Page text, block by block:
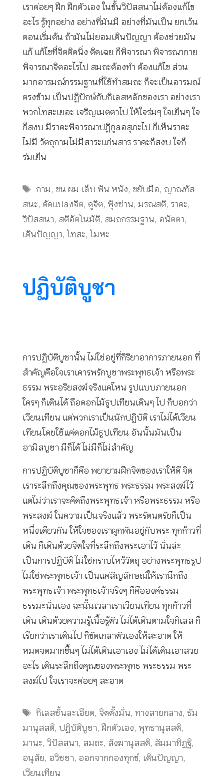
เราค่อยๆ ฝึก ฝึกตัวเอง ในขั้นวิปัสสนาไม่ต้องแก้ไข
อะไร รู้ทุกอย่าง อย่างที่มันมี อย่างที่มันเป็น ยกเว้น
ตอนเริ่มต้น ถ้ามันไม่ยอมเดินปัญญา ต้องช่วยมัน
แก้ แก้ไขที่จิตติดนิ่ง ติดเฉย ก็พิจารณา พิจารณากาย
พิจารณาจิตอะไรไป สมถะต้องทำ ต้องแก้ไข ส่วน
มากอารมณ์กรรมฐานที่ใช้ทำสมถะ ก็จะเป็นอารมณ์
ตรงข้าม เป็นปฏิปักษ์กับกิเลสหลักของเรา อย่างเรา
พวกโทสะเยอะ เจริญเมตตาไป ให้ใจร่มๆ ใจเย็นๆ ใจ
ก็สงบ มีราคะพิจารณาปฏิกูลอสุภะไป ก็เห็นราคะ
ไม่มี วัตถุกามไม่มีสาระแก่นสาร ราคะก็สงบ ใจก็
ร่มเย็น
Tags
กาม, ขน ผม เล็บ ฟัน หนัง, ขยับมือ, ญาณทัส
สนะ, ดัดแปลงจิต, ดูจิต, ฟุ้งซ่าน, มรณสติ, ราคะ,
วิปัสสนา, สติอัตโนมัติ, สมถกรรมฐาน, อนัตตา,
เดินปัญญา, โทสะ, โมหะ
ปฏิบัติบูชา
การปฏิบัติบูชานั้น ไม่ใช่อยู่ที่กิริยาอาการภายนอก ที่
สำคัญคือใจเราเคารพรักบูชาพระพุทธเจ้า หรือพระ
ธรรม พระอริยสงฆ์จริงแค่ไหน รูปแบบภายนอก
ใครๆ ก็เดินได้ ถือดอกไม้ธูปเทียนเดินๆ ไป ก็บอกว่า
เวียนเทียน แต่พวกเราเป็นนักปฏิบัติ เราไม่ได้เวียน
เทียนโดยใช้แค่ดอกไม้ธูปเทียน อันนั้นมันเป็น
อามิสบูชา มีก็ได้ ไม่มีก็ไม่สำคัญ
การปฏิบัติบูชาก็คือ พยายามฝึกจิตของเราให้ดี จิต
เราระลึกถึงคุณของพระพุทธ พระธรรม พระสงฆ์ไว้
แต่ไม่ว่าเราจะคิดถึงพระพุทธเจ้า หรือพระธรรม หรือ
พระสงฆ์ ในความเป็นจริงแล้ว พระรัตนตรัยก็เป็น
หนึ่งเดียวกัน ให้ใจของเราผูกพันอยู่กับพระ ทุกก้าวที่
เดิน ก็เดินด้วยจิตใจที่ระลึกถึงพระเอาไว้ นั่นล่ะ
เป็นการปฏิบัติ ไม่ใช่กราบไหว้วัตถุ อย่างพระพุทธรูป
ไม่ใช่พระพุทธเจ้า เป็นแค่สัญลักษณ์ให้เรานึกถึง
พระพุทธเจ้า พระพุทธเจ้าจริงๆ ก็คือองค์ธรรม
ธรรมะนั่นเอง ฉะนั้นเวลาเราเวียนเทียน ทุกก้าวที่
เดิน เดินด้วยความรู้เนื้อรู้ตัว ไม่ได้เดินตามใจกิเลส ก็
เรียกว่าเราเดินไป ก็ขัดเกลาตัวเองให้สะอาด ให้
หมดจดมากขึ้นๆ ไม่ได้เดินเอาเฮง ไม่ได้เดินเอาสวย
อะไร เดินระลึกถึงคุณของพระพุทธ พระธรรม พระ
สงฆ์ไป ใจเราจะค่อยๆ สะอาด
Tags
กิเลสชั้นละเอียด, จิตตั้งมั่น, ทางสายกลาง, ธัม
มานุสสติ, ปฏิบัติบูชา, ฝึกตัวเอง, พุทธานุสสติ,
มานะ, วิปัสสนา, สมถะ, สังฆานุสสติ, สัมมาทิฏฐิ,
อนุสัย, อวิชชา, ออกจากกองทุกข์, เดินปัญญา,
เวียนเทียน